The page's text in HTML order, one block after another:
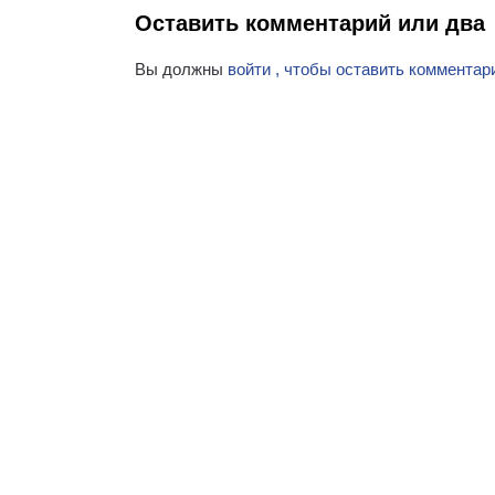
Оставить комментарий или два
Вы должны войти , чтобы оставить